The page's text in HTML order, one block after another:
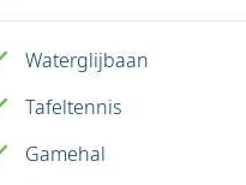
Waterglijbaan
Tafeltennis
Gamehal